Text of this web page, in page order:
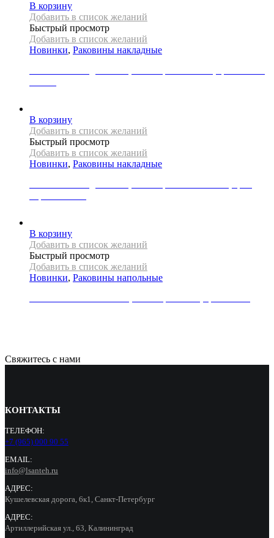
В корзину
Добавить в список желаний
Быстрый просмотр
Добавить в список желаний
Новинки, Раковины накладные
В корзину
Добавить в список желаний
Быстрый просмотр
Добавить в список желаний
Новинки, Раковины накладные
В корзину
Добавить в список желаний
Быстрый просмотр
Добавить в список желаний
Новинки, Раковины напольные
Свяжитесь с нами
КОНТАКТЫ
ТЕЛЕФОН:
+7 (965) 000 90 55
EMAIL:
info@lsanteh.ru
АДРЕС:
Кушелевская дорога, 6к1, Санкт-Петербург
АДРЕС:
Артиллерийская ул., 63, Калининград